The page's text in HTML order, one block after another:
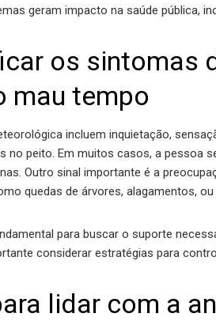
geram impacto na saúde pública,
os sintomas
mau tempo
incluem inquietação,
no peito. Em muitos casos, a pessoa
Outro sinal importante é a
quedas de árvores, alagamentos,
para buscar o suporte
considerar estratégias para
lidar com a